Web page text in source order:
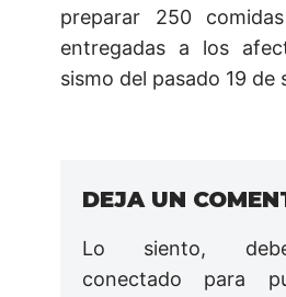
preparar 250
entregadas a los
sismo del pasado 19 de
DEJA UN
Lo siento,
conectado para